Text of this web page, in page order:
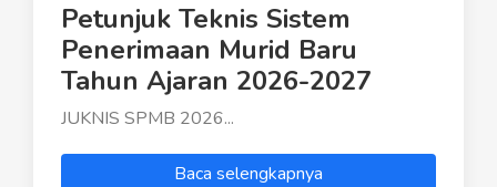
Petunjuk Teknis Sistem
Penerimaan Murid Baru
Tahun Ajaran 2026-2027
JUKNIS SPMB 2026...
Baca selengkapnya